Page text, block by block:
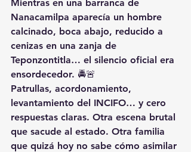
Mientras en una barranca de
Nanacamilpa aparecía un hombre
calcinado, boca abajo, reducido a
cenizas en una zanja de
Teponzontitla… el silencio oficial era
ensordecedor. 🚔🚨
Patrullas, acordonamiento,
levantamiento del INCIFO… y cero
respuestas claras. Otra escena brutal
que sacude al estado. Otra familia
que quizá hoy no sabe cómo asimilar